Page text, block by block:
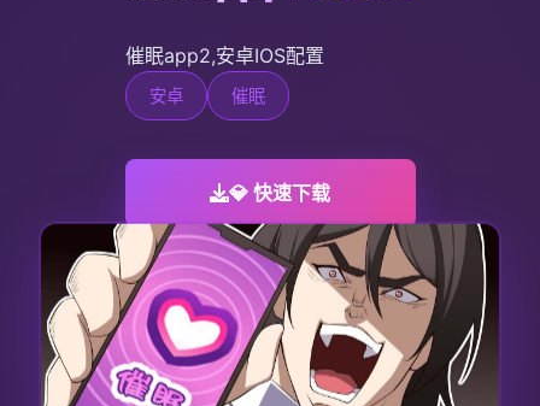
催眠app2,安卓IOS配置
安卓 催眠
💎 快速下载